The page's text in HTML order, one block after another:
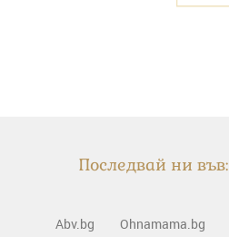
Последвай ни във:
Abv.bg Ohnamama.bg